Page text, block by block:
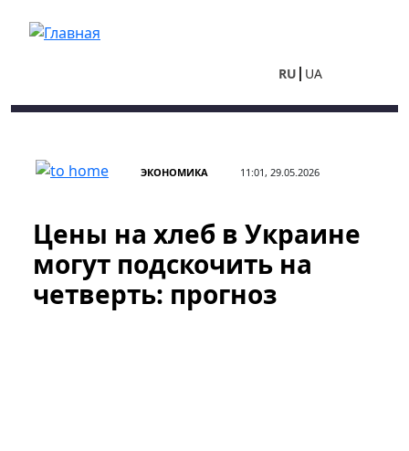
RU UA
ЭКОНОМИКА 11:01, 29.05.2026
Цены на хлеб в Украине
могут подскочить на
четверть: прогноз